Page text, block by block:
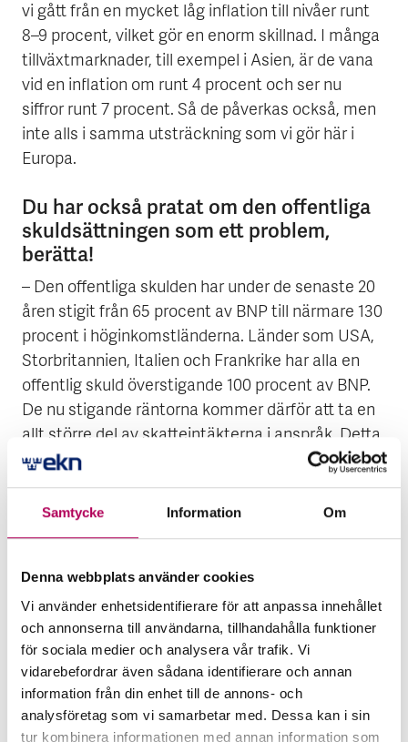
Samtycke Information Om
Denna webbplats använder cookies
Vi använder enhetsidentifierare för att anpassa innehållet
och annonserna till användarna, tillhandahålla funktioner
för sociala medier och analysera vår trafik. Vi
vidarebefordrar även sådana identifierare och annan
information från din enhet till de annons- och
analysföretag som vi samarbetar med. Dessa kan i sin
tur kombinera informationen med annan information som
vi gått från en mycket låg inflation till nivåer runt
8–9 procent, vilket gör en enorm skillnad. I många
tillväxtmarknader, till exempel i Asien, är de vana
vid en inflation om runt 4 procent och ser nu
siffror runt 7 procent. Så de påverkas också, men
inte alls i samma utsträckning som vi gör här i
Europa.
Du har också pratat om den offentliga
skuldsättningen som ett problem,
berätta!
– Den offentliga skulden har under de senaste 20
åren stigit från 65 procent av BNP till närmare 130
procent i höginkomstländerna. Länder som USA,
Storbritannien, Italien och Frankrike har alla en
offentlig skuld överstigande 100 procent av BNP.
De nu stigande räntorna kommer därför att ta en
allt större del av skatteintäkterna i anspråk. Detta
utgör på sikt ett hot mot finansiell stabilitet och
ekonomisk tillväxt. Mot denna bakgrund är ett
snabbt bekämpande av inflation och
budgetunderskott och att åtgärda bristen på
Vilken effekt får allt det här på svensk
export?
– Året för svensk export har faktiskt börjat väldigt
starkt, med en ökning om 24 procent mellan
januari och juni jämfört med förra året. En del av
ökningen kan förklaras av att kronan har